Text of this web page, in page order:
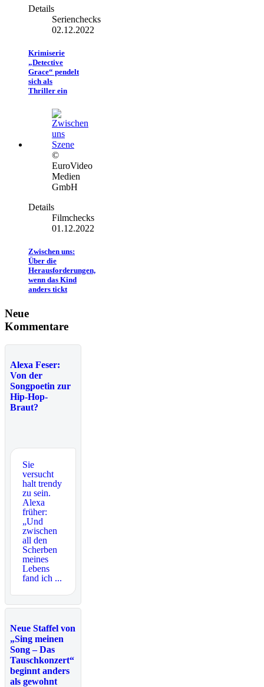
Details
Serienchecks
02.12.2022
Krimiserie
„Detective
Grace“ pendelt
sich als
Thriller ein
©
EuroVideo
Medien
GmbH
Details
Filmchecks
01.12.2022
Zwischen uns:
Über die
Herausforderungen,
wenn das Kind
anders tickt
Neue
Kommentare
Alexa Feser:
Von der
Songpoetin zur
Hip-Hop-
Braut?
Sie
versucht
halt trendy
zu sein.
Alexa
früher:
„Und
zwischen
all den
Scherben
meines
Lebens
fand ich ...
Neue Staffel von
„Sing meinen
Song – Das
Tauschkonzert“
beginnt anders
als gewohnt